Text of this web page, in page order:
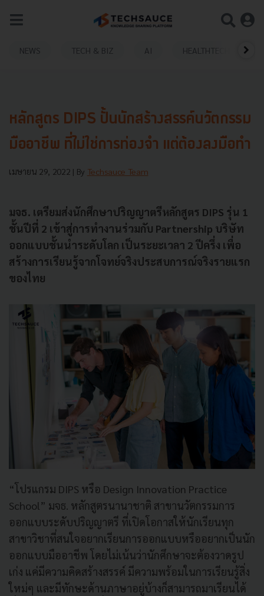
NEWS TECH & BIZ AI HEALTHTECH
หลักสูตร DIPS ปั้นนักสร้างสรรค์นวัตกรรม
มืออาชีพ ที่ไม่ใช่การท่องจำ แต่ต้องลงมือทำ
เมษายน 29, 2022 | By Techsauce Team
มจธ. เตรียมส่งนักศึกษาปริญญาตรีหลักสูตร DIPS รุ่น 1
ชั้นปีที่ 2 เข้าสู่การทำงานร่วมกับ Partnership บริษัท
ออกแบบชั้นนำระดับโลก เป็นระยะเวลา 2 ปีครึ่ง เพื่อ
สร้างการเรียนรู้จากโจทย์จริงประสบการณ์จริงรายแรก
ของไทย
“โปรแกรม DIPS หรือ Design Innovation Practice
School” มจธ. หลักสูตรนานาชาติ สาขานวัตกรรมการ
ออกแบบระดับปริญญาตรี ที่เปิดโอกาสให้นักเรียนทุก
สาขาวิชาที่สนใจอยากเรียนการออกแบบหรืออยากเป็นนัก
ออกแบบมืออาชีพ โดยไม่เน้นว่านักศึกษาจะต้องวาดรูป
เก่ง แค่มีความคิดสร้างสรรค์ มีความพร้อมในการเรียนรู้สิ่ง
ใหม่ๆ และมีทักษะด้านภาษาอยู่บ้างก็สามารถมาเรียนได้